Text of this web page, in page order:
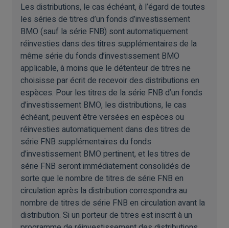
Les distributions, le cas échéant, à l’égard de toutes
les séries de titres d’un fonds d’investissement
BMO (sauf la série FNB) sont automatiquement
réinvesties dans des titres supplémentaires de la
même série du fonds d’investissement BMO
applicable, à moins que le détenteur de titres ne
choisisse par écrit de recevoir des distributions en
espèces. Pour les titres de la série FNB d’un fonds
d’investissement BMO, les distributions, le cas
échéant, peuvent être versées en espèces ou
réinvesties automatiquement dans des titres de
série FNB supplémentaires du fonds
d’investissement BMO pertinent, et les titres de
série FNB seront immédiatement consolidés de
sorte que le nombre de titres de série FNB en
circulation après la distribution correspondra au
nombre de titres de série FNB en circulation avant la
distribution. Si un porteur de titres est inscrit à un